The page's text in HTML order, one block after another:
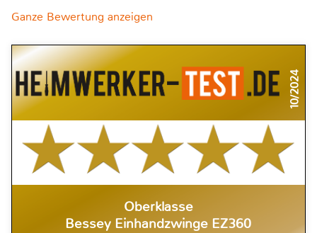
Ganze Bewertung anzeigen
10/2024
Oberklasse
Bessey Einhandzwinge EZ360